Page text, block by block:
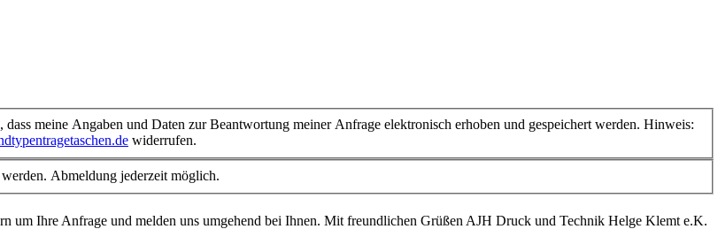
meine Angaben und Daten zur Beantwortung meiner Anfrage elektronisch erhoben und gespeichert werden. Hinweis:
widerrufen.
Abmeldung jederzeit möglich.
um Ihre Anfrage und melden uns umgehend bei Ihnen. Mit freundlichen Grüßen AJH Druck und Technik Helge Klemt e.K.